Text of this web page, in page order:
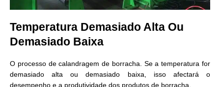
Temperatura Demasiado Alta Ou
Demasiado Baixa
O processo de calandragem de borracha. Se a temperatura for
demasiado alta ou demasiado baixa, isso afectará o
desempenho e a produtividade dos produtos de borracha.